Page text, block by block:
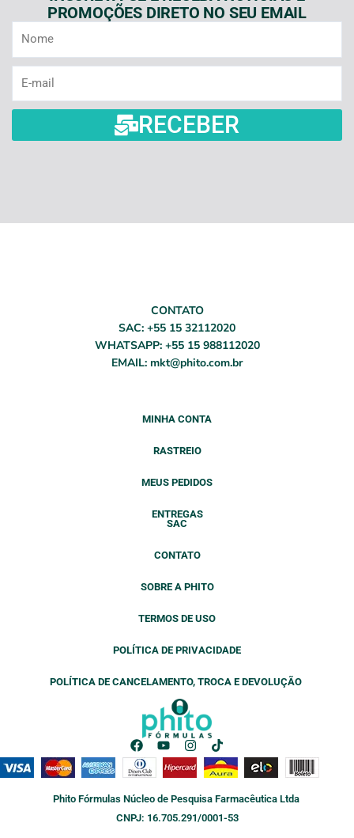
PROMOÇÕES DIRETO NO SEU EMAIL
RECEBER
CONTATO
SAC: +55 15 32112020
WHATSAPP: +55 15 988112020
EMAIL: mkt@phito.com.br
MINHA CONTA
RASTREIO
MEUS PEDIDOS
ENTREGAS
SAC
CONTATO
SOBRE A PHITO
TERMOS DE USO
POLÍTICA DE PRIVACIDADE
POLÍTICA DE CANCELAMENTO, TROCA E DEVOLUÇÃO
F
a
c
e
b
o
o
Y
o
u
t
u
b
e
I
n
s
t
a
g
r
T
i
k
t
o
k
Phito Fórmulas Núcleo de Pesquisa Farmacêutica Ltda
CNPJ: 16.705.291/0001-53